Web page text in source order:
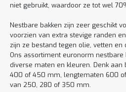
niet gebruikt, waardoor ze tot wel
Nestbare bakken zijn zeer geschikt
voorzien van extra stevige randen
zijn ze bestand tegen olie, vetten
Ons assortiment euronorm nestbare
diverse maten en kleuren. Denk
400 of 450 mm, lengtematen 600
van 250, 280 of 350 mm.